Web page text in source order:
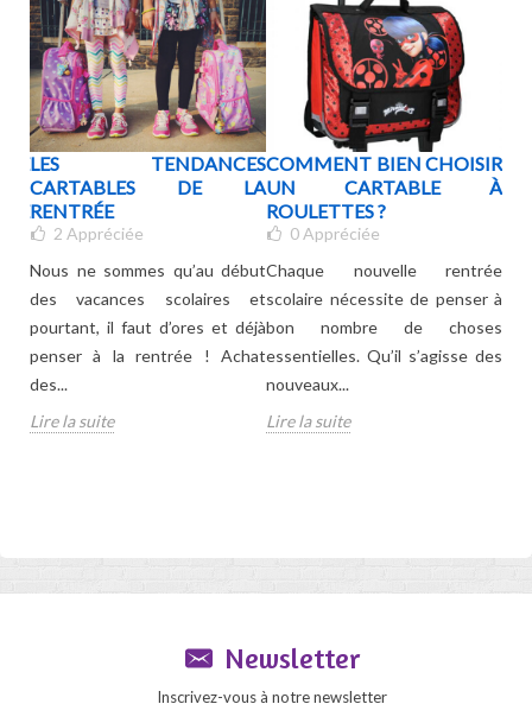
LES TENDANCES
CARTABLES DE LA
RENTRÉE
2 Appréciée
Nous ne sommes qu’au début
des vacances scolaires et
pourtant, il faut d’ores et déjà
penser à la rentrée ! Achat
des...
Lire la suite
COMMENT BIEN CHOISIR
UN CARTABLE À
ROULETTES ?
0Appréciée
Chaque nouvelle rentrée
scolaire nécessite de penser à
bon nombre de choses
essentielles. Qu’il s’agisse des
nouveaux...
Lire la suite
Newsletter
Inscrivez-vous à notre newsletter